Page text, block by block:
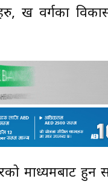
ख वर्गका
माध्यमबाट हुन